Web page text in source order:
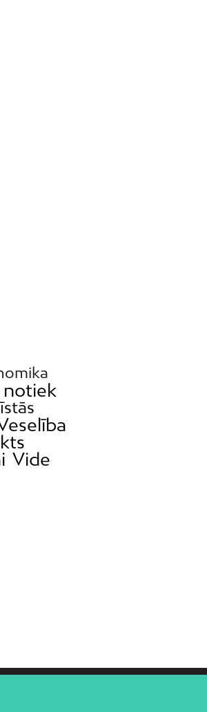
notiek
Vide